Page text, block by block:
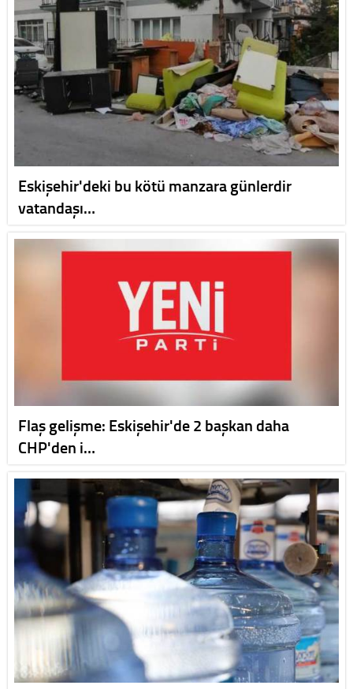
Eskişehir'deki bu kötü manzara günlerdir
vatandaşı…
Flaş gelişme: Eskişehir'de 2 başkan daha
CHP'den i…